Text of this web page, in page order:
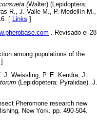
(Walter) (Lepidoptera:
R., J. Valle M., P. Medellín M.,
[ Links ]
. Revisado el 28
among populations of the
]
Weissling, P. E. Kendra, J.
(Lepidopetera: Pyralidae). J.
Pheromone research new
New York. pp. 490-504.